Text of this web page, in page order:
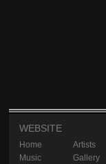
WEBSITE
Home
Music
Artists
Gallery